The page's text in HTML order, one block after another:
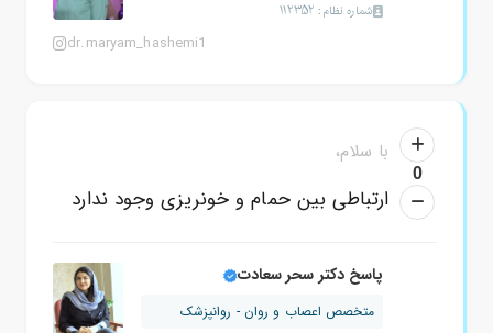
شماره نظام: 112352
dr.maryam_hashemi1
0
با سلام،
ارتباطی بین حمام و خونریزی وجود ندارد
پاسخ دکتر سحر سعادت
متخصص اعصاب و روان - روانپزشک